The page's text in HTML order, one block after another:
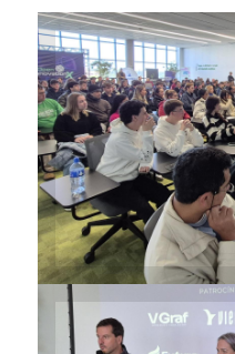
Gestor de
Ribeiro,
para
as